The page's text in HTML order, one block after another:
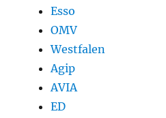
Esso
OMV
Westfalen
Agip
AVIA
ED